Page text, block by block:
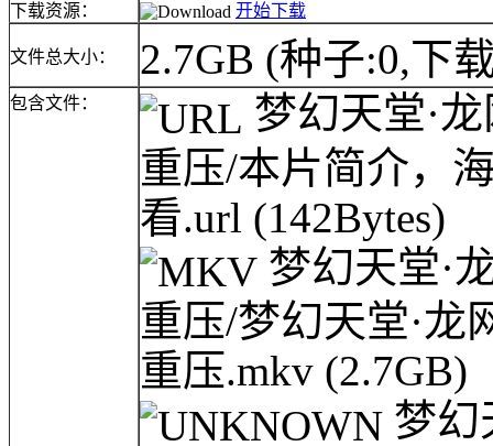
下载资源：
开始下载
文件总大小： 2.7GB (种子:0,下
包含文件：
梦幻天堂·
重压/本片简介，
看.url (142Bytes)
梦幻天堂·
重压/梦幻天堂·龙
重压.mkv (2.7GB)
梦幻